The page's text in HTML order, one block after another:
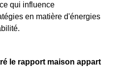
qui influence
en matière d'énergies
le rapport maison appart